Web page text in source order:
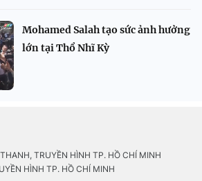
Mohamed Salah tạo sức ảnh hưởng
lớn tại Thổ Nhĩ Kỳ
TRUYỀN HÌNH TP. HỒ CHÍ MINH
HÌNH TP. HỒ CHÍ MINH